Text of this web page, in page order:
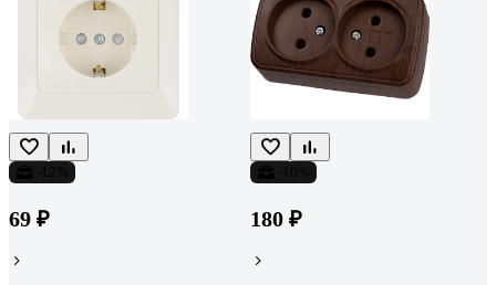
69 ₽ 180 ₽